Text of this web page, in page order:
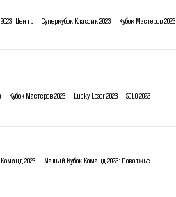
Центр Суперкубок Классик 2023
Кубок Мастеров 2023
Кубок Мастеров 2023 Lucky Loser 2023 SOLO 2023
Команд 2023
Малый Кубок Команд 2023: Поволжье